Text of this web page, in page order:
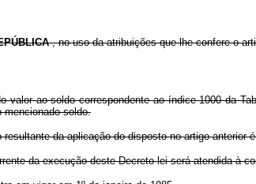
, no uso da atribuições que lhe confere o
valor ao soldo correspondente ao índice 1000 da
mencionado soldo.
resultante da aplicação do disposto no artigo anterior
da execução deste Decreto-lei será atendida à